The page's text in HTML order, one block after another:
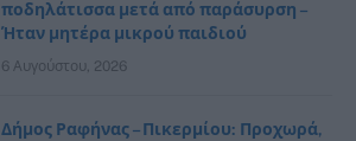
ποδηλάτισσα μετά από παράσυρση –
Ήταν μητέρα μικρού παιδιού
6 Αυγούστου, 2026
Δήμος Ραφήνας – Πικερμίου: Προχωρά,